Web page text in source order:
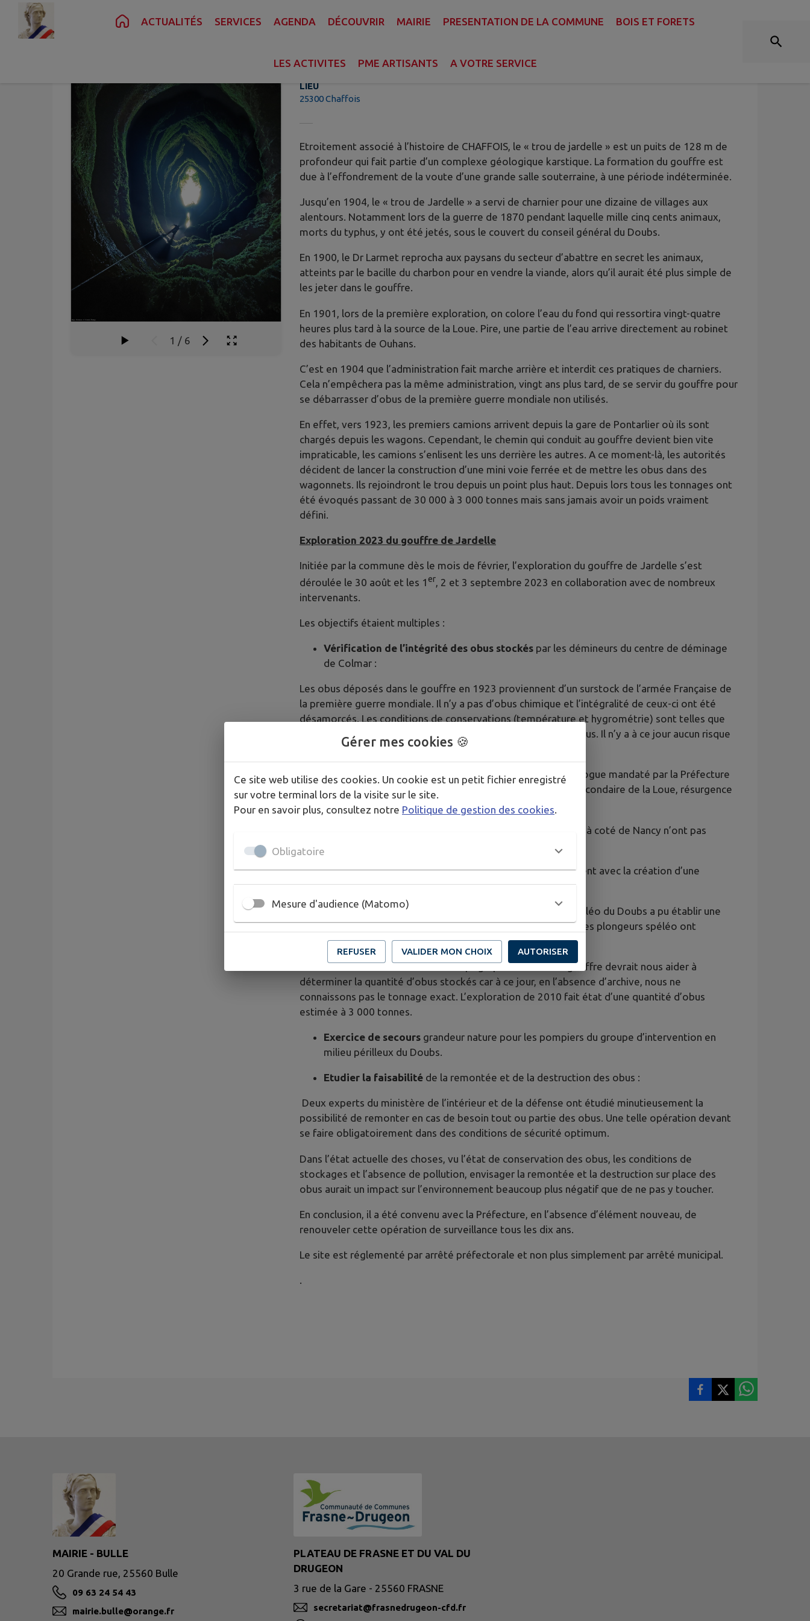
Contenu Recherche Pied de page
ACTUALITÉS SERVICES AGENDA DÉCOUVRIR MAIRIE PRESENTATION DE LA COMMUNE BOIS ET FORETS
LES ACTIVITES PME ARTISANTS A VOTRE SERVICE
1 / 6
LIEU
25300 Chaffois
Etroitement associé à l’histoire de CHAFFOIS, le « trou de jardelle » est un puits de 128 m de
profondeur qui fait partie d’un complexe géologique karstique. La formation du gouffre est
due à l’effondrement de la voute d’une grande salle souterraine, à une période indéterminée.
Jusqu’en 1904, le « trou de Jardelle » a servi de charnier pour une dizaine de villages aux
alentours. Notamment lors de la guerre de 1870 pendant laquelle mille cinq cents animaux,
morts du typhus, y ont été jetés, sous le couvert du conseil général du Doubs.
En 1900, le Dr Larmet reprocha aux paysans du secteur d’abattre en secret les animaux,
atteints par le bacille du charbon pour en vendre la viande, alors qu’il aurait été plus simple de
les jeter dans le gouffre.
En 1901, lors de la première exploration, on colore l’eau du fond qui ressortira vingt-quatre
heures plus tard à la source de la Loue. Pire, une partie de l’eau arrive directement au robinet
des habitants de Ouhans.
C’est en 1904 que l’administration fait marche arrière et interdit ces pratiques de charniers.
Cela n’empêchera pas la même administration, vingt ans plus tard, de se servir du gouffre pour
se débarrasser d’obus de la première guerre mondiale non utilisés.
En effet, vers 1923, les premiers camions arrivent depuis la gare de Pontarlier où ils sont
chargés depuis les wagons. Cependant, le chemin qui conduit au gouffre devient bien vite
impraticable, les camions s’enlisent les uns derrière les autres. A ce moment-là, les autorités
décident de lancer la construction d’une mini voie ferrée et de mettre les obus dans des
wagonnets. Ils rejoindront le trou depuis un point plus haut. Depuis lors tous les tonnages ont
été évoqués passant de 30 000 à 3 000 tonnes mais sans jamais avoir un poids vraiment
défini.
Exploration 2023 du gouffre de Jardelle
Initiée par la commune dès le mois de février, l’exploration du gouffre de Jardelle s’est
déroulée le 30 août et les 1er, 2 et 3 septembre 2023 en collaboration avec de nombreux
intervenants.
Les objectifs étaient multiples :
Vérification de l’intégrité des obus stockés par les démineurs du centre de déminage
de Colmar :
Les obus déposés dans le gouffre en 1923 proviennent d’un surstock de l’armée Française de
la première guerre mondiale. Il n’y a pas d’obus chimique et l’intégralité de ceux-ci ont été
désamorcés. Les conditions de conservations (température et hygrométrie) sont telles que
nous n’avons pas constaté de dégradation particulière des obus. Il n’y a à ce jour aucun risque
d’explosion.
Prélèvements d’eau et de sédiments par un hydrogéologue mandaté par la Préfecture
en amont et en aval des munitions ainsi qu’à la source secondaire de la Loue, résurgence
du gouffre de Jardelle :
Les analyses effectuées par le laboratoire Eurofin Hydrologie à coté de Nancy n’ont pas
permises de détecter de trace de pollution
Amélioration de la connaissance du gouffrenotamment avec la création d’une
cartographie 3D :
A l’aide d’un drone et d’un scanner 3D, l’équipe du secours spéléo du Doubs a pu établir une
cartographie détaillée du gouffre. Un plongeur-démineur et des plongeurs spéléo ont
également explorés les syphons se trouvant après le gouffre.
Une meilleure connaissance de la topographie du fond du gouffre devrait nous aider à
déterminer la quantité d’obus stockés car à ce jour, en l’absence d’archive, nous ne
connaissons pas le tonnage exact. L’exploration de 2010 fait état d’une quantité d’obus
estimée à 3 000 tonnes.
Exercice de secours grandeur nature pour les pompiers du groupe d’intervention en
milieu périlleux du Doubs.
Etudier la faisabilité de la remontée et de la destruction des obus :
Deux experts du ministère de l’intérieur et de la défense ont étudié minutieusement la
possibilité de remonter en cas de besoin tout ou partie des obus. Une telle opération devant
se faire obligatoirement dans des conditions de sécurité optimum.
Dans l’état actuelle des choses, vu l’état de conservation des obus, les conditions de
stockages et l’absence de pollution, envisager la remontée et la destruction sur place des
obus aurait un impact sur l’environnement beaucoup plus négatif que de ne pas y toucher.
En conclusion, il a été convenu avec la Préfecture, en l’absence d’élément nouveau, de
renouveler cette opération de surveillance tous les dix ans.
Le site est réglementé par arrêté préfectorale et non plus simplement par arrêté municipal.
.
MAIRIE - BULLE
20 Grande rue, 25560 Bulle
09 63 24 54 43
mairie.bulle@orange.fr
PLATEAU DE FRASNE ET DU VAL DU
DRUGEON
3 rue de la Gare - 25560 FRASNE
secretariat@frasnedrugeon-cfd.fr
Gérer mes cookies 🍪
Ce site web utilise des cookies. Un cookie est un petit fichier enregistré
sur votre terminal lors de la visite sur le site.
Pour en savoir plus, consultez notre Politique de gestion des cookies.
Obligatoire
Mesure d'audience (Matomo)
REFUSER VALIDER MON CHOIX AUTORISER